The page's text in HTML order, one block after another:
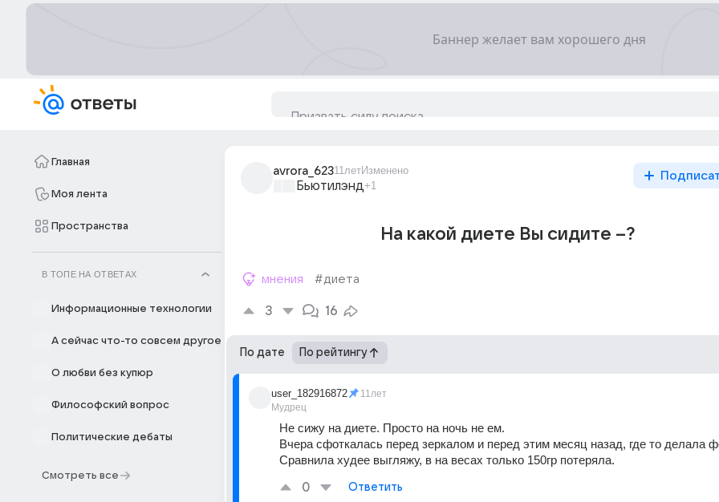
Главная
Моя лента
Пространства
В ТОПЕ НА ОТВЕТАХ
Информационные технологии
А сейчас что-то совсем другое
О любви без купюр
Философский вопрос
Политические дебаты
Смотреть все
avrora_62311летИзменено
Бьютилэнд+1
На какой диете Вы сидите --?
мнения #диета
3 16
По дате По рейтингу
user_182916872
Мудрец
11лет
Не сижу на диете. Просто на ночь не ем.
Вчера сфоткалась перед зеркалом и перед этим месяц назад, где то делала
Сравнила худее выгляжу, в на весах только 150гр потеряла.
0 Ответить